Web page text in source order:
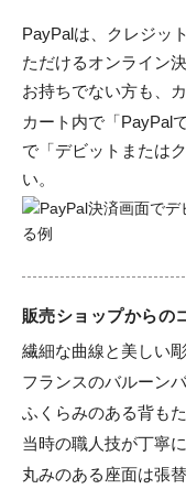
PayPalは、クレジッ
ただけるオンライン
お持ちでない方も、
カート内で「PayPal
で「デビットまたは
い。
販売ショップからの
繊細な曲線と美しい
フランスのバルーン
ふくらみのある背も
当時の職人技が丁寧
丸みのある座面は張替